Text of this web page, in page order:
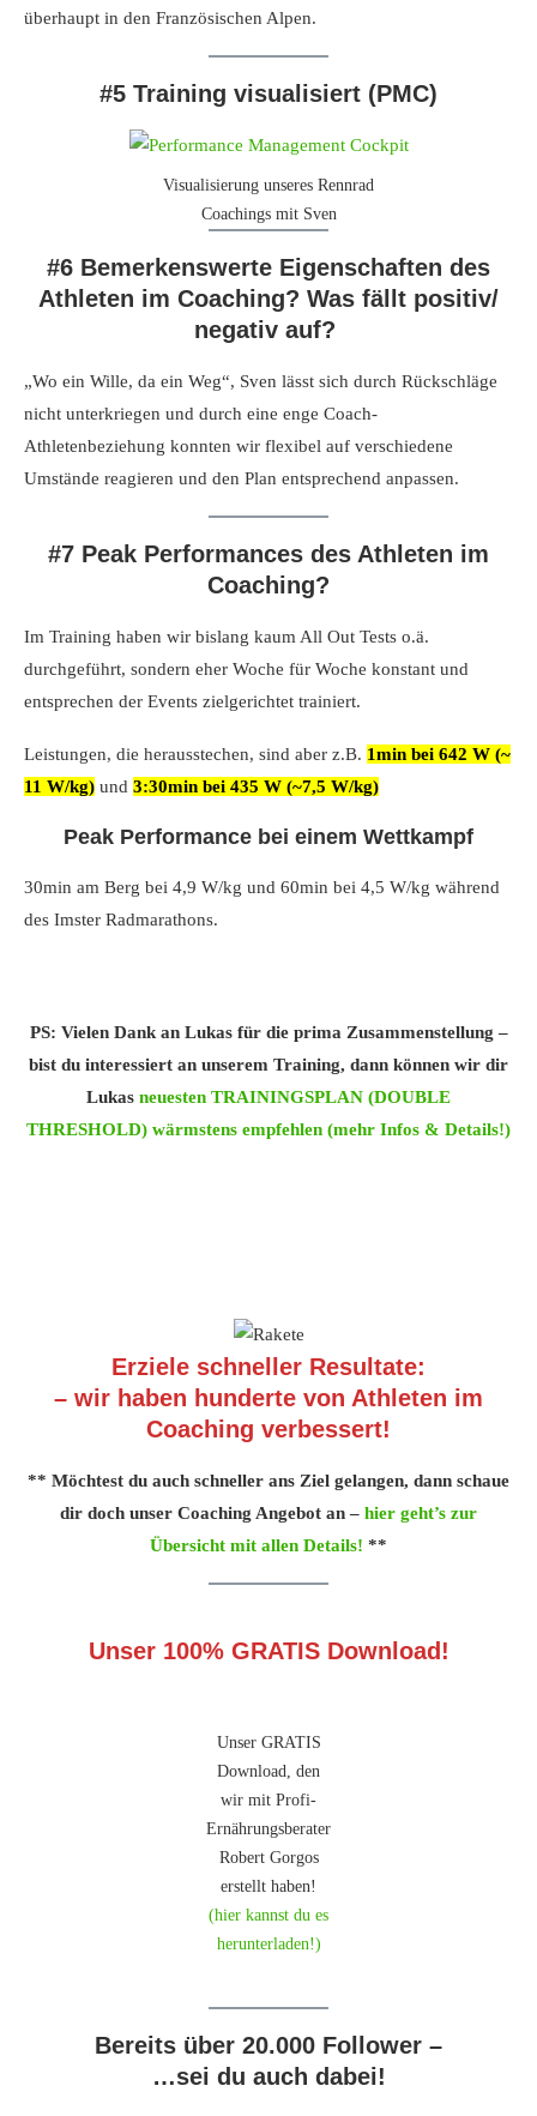
überhaupt in den Französischen Alpen.
#5 Training visualisiert (PMC)
Visualisierung unseres Rennrad
Coachings mit Sven
#6 Bemerkenswerte Eigenschaften des
Athleten im Coaching? Was fällt positiv/
negativ auf?
„Wo ein Wille, da ein Weg“, Sven lässt sich durch Rückschläge
nicht unterkriegen und durch eine enge Coach-
Athletenbeziehung konnten wir flexibel auf verschiedene
Umstände reagieren und den Plan entsprechend anpassen.
#7 Peak Performances des Athleten im
Coaching?
Im Training haben wir bislang kaum All Out Tests o.ä.
durchgeführt, sondern eher Woche für Woche konstant und
entsprechen der Events zielgerichtet trainiert.
Leistungen, die herausstechen, sind aber z.B. 1min bei 642 W (~
11 W/kg) und 3:30min bei 435 W (~7,5 W/kg)
Peak Performance bei einem Wettkampf
30min am Berg bei 4,9 W/kg und 60min bei 4,5 W/kg während
des Imster Radmarathons.
PS: Vielen Dank an Lukas für die prima Zusammenstellung –
bist du interessiert an unserem Training, dann können wir dir
Lukas neuesten TRAININGSPLAN (DOUBLE
THRESHOLD) wärmstens empfehlen (mehr Infos & Details!)
Erziele schneller Resultate:
– wir haben hunderte von Athleten im
Coaching verbessert!
** Möchtest du auch schneller ans Ziel gelangen, dann schaue
dir doch unser Coaching Angebot an – hier geht’s zur
Übersicht mit allen Details! **
Unser 100% GRATIS Download!
Unser GRATIS
Download, den
wir mit Profi-
Ernährungsberater
Robert Gorgos
erstellt haben!
(hier kannst du es
herunterladen!)
Bereits über 20.000 Follower –
…sei du auch dabei!